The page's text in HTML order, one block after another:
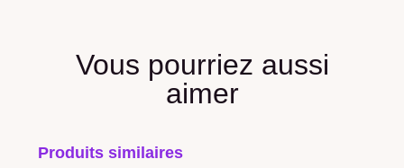
Vous pourriez aussi
aimer
Produits similaires